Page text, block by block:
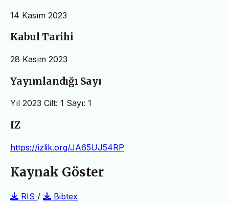
14 Kasım 2023
Kabul Tarihi
28 Kasım 2023
Yayımlandığı Sayı
Yıl 2023 Cilt: 1 Sayı: 1
IZ
https://izlik.org/JA65UJ54RP
Kaynak Göster
RIS /
Bibtex